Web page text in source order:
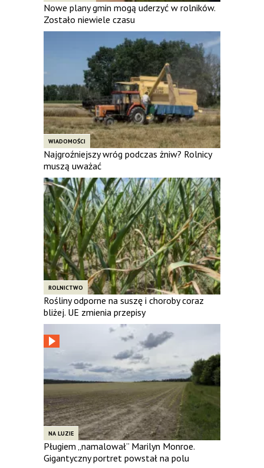
Nowe plany gmin mogą uderzyć w rolników.
Zostało niewiele czasu
WIADOMOŚCI
Najgroźniejszy wróg podczas żniw? Rolnicy
muszą uważać
ROLNICTWO
Rośliny odporne na suszę i choroby coraz
bliżej. UE zmienia przepisy
NA LUZIE
Pługiem „namalował” Marilyn Monroe.
Gigantyczny portret powstał na polu